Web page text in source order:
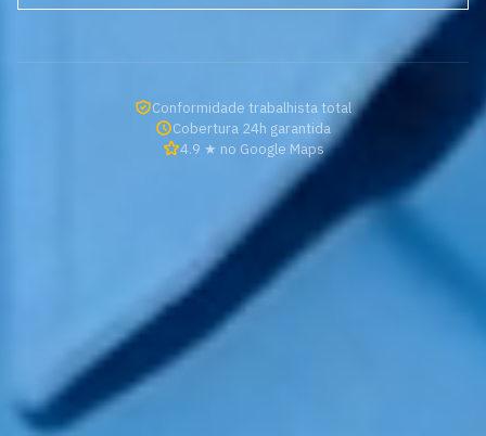
Conformidade trabalhista total
Cobertura 24h garantida
4.9 ★ no Google Maps